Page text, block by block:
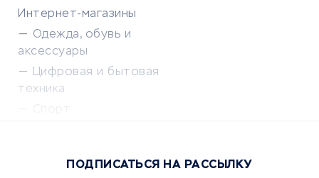
Интернет-магазины
Одежда, обувь и
аксессуары
Цифровая и бытовая
техника
Сервисы доставки
ПОДПИСАТЬСЯ НА РАССЫЛКУ